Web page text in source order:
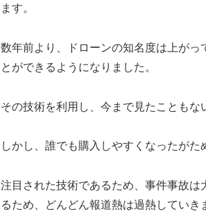
ます。
数年前より、ドローンの知名度は上が
とができるようになりました。
その技術を利用し、今まで見たこともな
しかし、誰でも購入しやすくなったが
注目された技術であるため、事件事故
るため、どんどん報道熱は過熱していき